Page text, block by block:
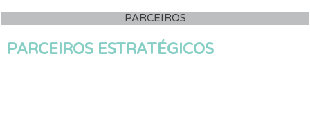
PARCEIROS
PARCEIROS ESTRATÉGICOS